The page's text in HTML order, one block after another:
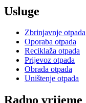
Usluge
Zbrinjavnje otpada
Oporaba otpada
Reciklaža otpada
Prijevoz otpada
Obrada otpada
Uništenje otpada
Radno vrijeme